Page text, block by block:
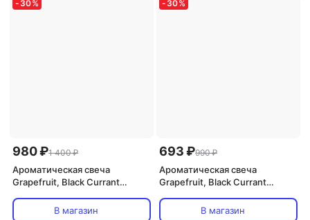
- 30%
980 ₽1 400 ₽
Ароматическая свеча
Grapefruit, Black Currant
210 г DAD'S MATERIAL
В магазин
- 30%
693 ₽990 ₽
Ароматическая свеча
Grapefruit, Black Currant
90 г DAD'S MATERIAL
В магазин